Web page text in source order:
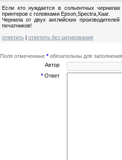
Если кто нуждается в сольентных
принтеров с головками Epson,Spectra,Xaar.
Чернила от двух английских
печатников!
ответить | ответить без цитирования
Поля отмеченные *обязательны для заполнения
Автор
*Ответ